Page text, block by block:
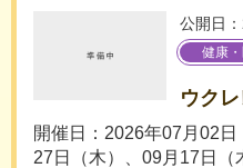
公開日
健康
ウク
開催日：2026年07月02
27日（木）、09月17日（